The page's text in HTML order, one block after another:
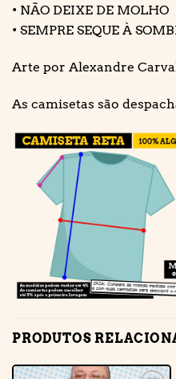
• NÃO DEIXE DE MOLHO
• SEMPRE SEQUE À
Arte por Alexandre
As camisetas são
PRODUTOS